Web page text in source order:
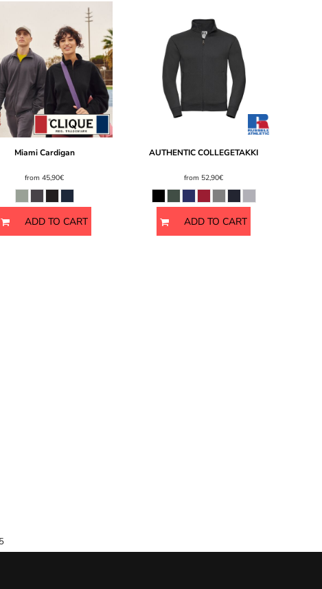
Miami Cardigan
from45,90€
ADD TO CART
AUTHENTIC COLLEGETAKKI
from 52,90€
ADD TO CART